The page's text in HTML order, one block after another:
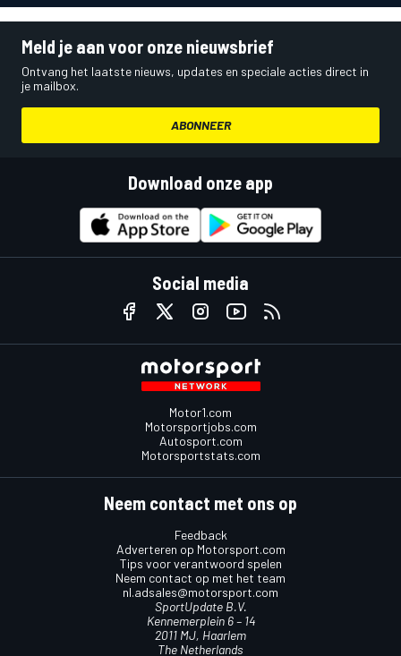
Meld je aan voor onze nieuwsbrief
Ontvang het laatste nieuws, updates en speciale acties direct in
je mailbox.
ABONNEER
Download onze app
Social media
Motor1.com
Motorsportjobs.com
Autosport.com
Motorsportstats.com
Neem contact met ons op
Feedback
Adverteren op Motorsport.com
Tips voor verantwoord spelen
Neem contact op met het team
nl.adsales@motorsport.com
SportUpdate B.V.
Kennemerplein 6 – 14
2011 MJ, Haarlem
The Netherlands